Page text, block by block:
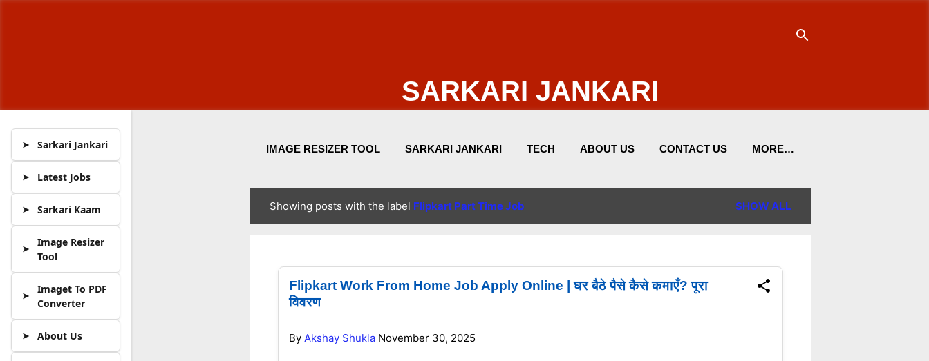
SARKARI JANKARI
IMAGE RESIZER TOOL SARKARI JANKARI TECH ABOUT US CONTACT US MORE…
Showing posts with the label Flipkart Part Time Job SHOW ALL
Flipkart Work From Home Job Apply Online | घर बैठे पैसे कैसे कमाएँ? पूरा
विवरण
By Akshay Shukla November 30, 2025
Sarkari Jankari
Latest Jobs
Sarkari Kaam
Image Resizer
Tool
Imaget To PDF
Converter
About Us